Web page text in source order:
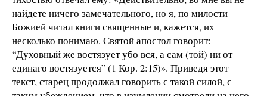
найдете ничего замечательного, но я, по милости
Божией читал книги священные и, кажется, их
несколько понимаю. Святой апостол говорит:
“Духовный же востязует убо вся, а сам (той) ни от
единаго востязуется” (1 Кор. 2:15)». Приведя этот
текст, старец продолжал говорить с такой силой, с